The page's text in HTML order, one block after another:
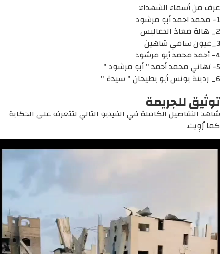
عرف من أسماء الشهداء:
1- محمد احمد أبو مرشود
2_ هالة معاذ الدعاليس
3_عيون سامي شاهين
4- أحمد محمد أبو مرشود
5- تهاني محمد أحمد " أبو مرشود "
6_ ردينة يونس أبو بطيحان " سيدة "
توثيق للجريمة
شاهد التفاصيل الكاملة في الفيديو التالي لتتعرف على الحكاية
كما رُوِيت.